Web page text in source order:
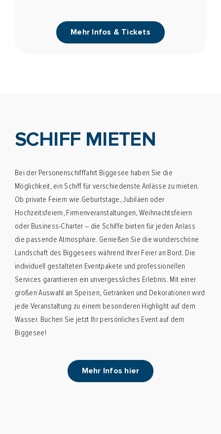
Mehr Infos & Tickets
SCHIFF MIETEN
Bei der Personenschifffahrt Biggesee haben Sie die
Möglichkeit, ein Schiff für verschiedenste Anlässe zu mieten.
Ob private Feiern wie Geburtstage, Jubiläen oder
Hochzeitsfeiern, Firmenveranstaltungen, Weihnachtsfeiern
oder Business-Charter – die Schiffe bieten für jeden Anlass
die passende Atmosphäre. Genießen Sie die wunderschöne
Landschaft des Biggesees während Ihrer Feier an Bord. Die
individuell gestalteten Eventpakete und professionellen
Services garantieren ein unvergessliches Erlebnis. Mit einer
großen Auswahl an Speisen, Getränken und Dekorationen wird
jede Veranstaltung zu einem besonderen Highlight auf dem
Wasser. Buchen Sie jetzt Ihr persönliches Event auf dem
Biggesee!
Mehr Infos hier